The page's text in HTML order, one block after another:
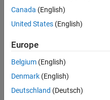
example
array of
Examples
Canada (English)
United States (English)
Europe
Belgium (English)
Denmark (English)
Deutschland (Deutsch)